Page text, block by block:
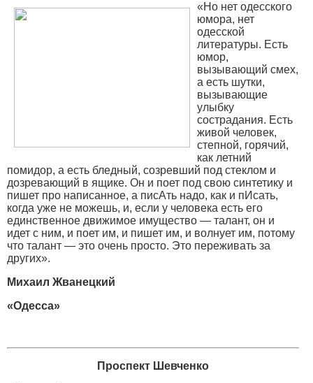
«Но нет одесского
юмора, нет
одесской
литературы. Есть
юмор,
вызывающий смех,
а есть шутки,
вызывающие
улыбку
сострадания. Есть
живой человек,
степной, горячий,
как летний
помидор, а есть бледный, созревший под стеклом и
дозревающий в ящике. Он и поет под свою синтетику и
пишет про написанное, а писАть надо, как и пИсать,
когда уже не можешь, и, если у человека есть его
единственное движимое имущество — талант, он и
идет с ним, и поет им, и пишет им, и волнует им, потому
что талант — это очень просто. Это переживать за
других».
Михаил Жванецкий
«Одесса»
Проспект Шевченко